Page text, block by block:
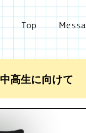
Top
中高生に向けて